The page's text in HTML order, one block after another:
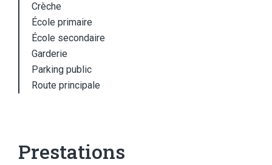
Crèche
École primaire
École secondaire
Garderie
Parking public
Route principale
Prestations